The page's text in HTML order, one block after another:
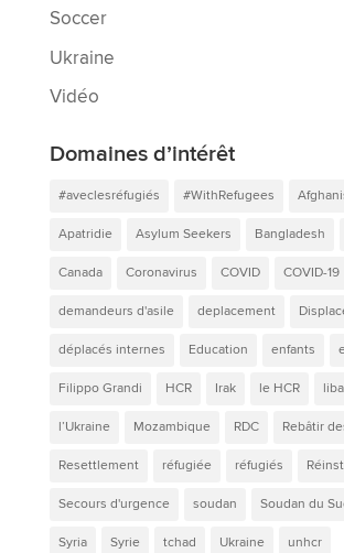
Soccer
Ukraine
Vidéo
Domaines d’intérêt
#aveclesréfugiés #WithRefugees
Apatridie Asylum Seekers Bangladesh
Canada Coronavirus COVID COVID-19
demandeurs d'asile deplacement
déplacés internes Education enfants
Filippo Grandi HCR Irak le HCR
l’Ukraine Mozambique RDC Rebâtir
Resettlement réfugiée réfugiés
Secours d'urgence soudan Soudan du
Syria Syrie tchad Ukraine unhcr